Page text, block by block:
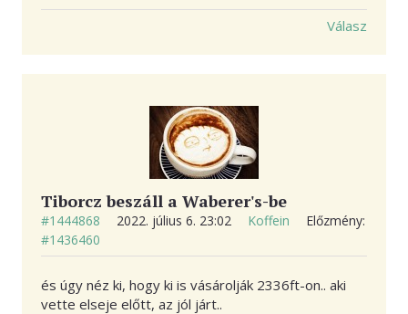
Válasz
Tiborcz beszáll a Waberer's-be
#1444868 2022. július 6. 23:02 Koffein
Előzmény:
#1436460
és úgy néz ki, hogy ki is vásárolják 2336ft-on.. aki
vette elseje előtt, az jól járt..